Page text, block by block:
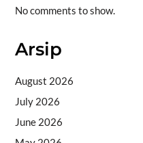
No comments to show.
Arsip
August 2026
July 2026
June 2026